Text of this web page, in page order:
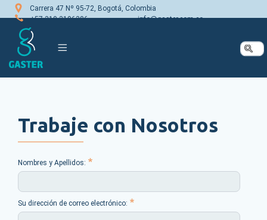
Pasar
al
Carrera 47 Nº 95-72, Bogotá, Colombia
+57 310 3196306
info@gaster.com.co
Trabaje con Nosotros
Nombres y Apellidos:
Su dirección de correo electrónico: